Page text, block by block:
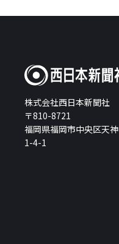
株式会社西日本新聞社
〒810-8721
福岡県福岡市中央区天神
1-4-1